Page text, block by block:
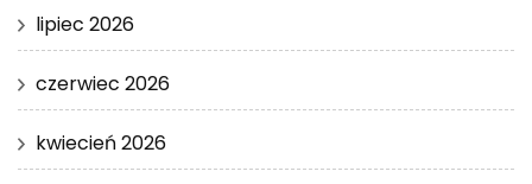
lipiec 2026
czerwiec 2026
kwiecień 2026